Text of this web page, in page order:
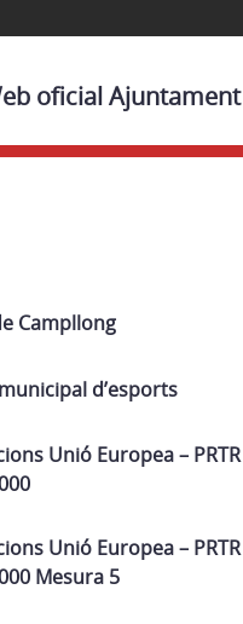
oficial
Campllong
d’esports
Unió Europea – PRTR
Unió Europea – PRTR
Mesura 5